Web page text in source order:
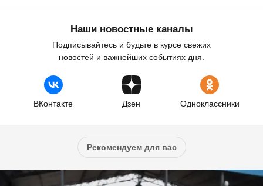
Наши новостные каналы
Подписывайтесь и будьте в курсе свежих
новостей и важнейших событиях дня.
ВКонтакте Дзен Одноклассники
Рекомендуем для вас